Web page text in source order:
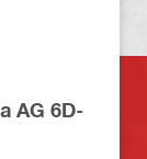
AG 6D-